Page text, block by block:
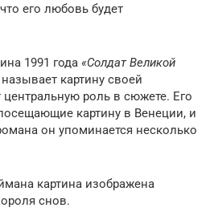
его любовь будет
1991 года «Солдат Великой
картину своей
роль в сюжете. Его
картину в Венеции, и
он упоминается несколько
картина изображена
снов.